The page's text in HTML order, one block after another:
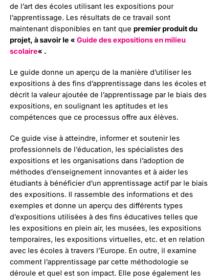
de l’art des écoles utilisant les expositions pour
l’apprentissage. Les résultats de ce travail sont
maintenant disponibles en tant que premier produit du
projet, à savoir le « Guide des expositions en milieu
scolaire« .
Le guide donne un aperçu de la manière d’utiliser les
expositions à des fins d’apprentissage dans les écoles et
décrit la valeur ajoutée de l’apprentissage par le biais des
expositions, en soulignant les aptitudes et les
compétences que ce processus offre aux élèves.
Ce guide vise à atteindre, informer et soutenir les
professionnels de l’éducation, les spécialistes des
expositions et les organisations dans l’adoption de
méthodes d’enseignement innovantes et à aider les
étudiants à bénéficier d’un apprentissage actif par le biais
des expositions. Il rassemble des informations et des
exemples et donne un aperçu des différents types
d’expositions utilisées à des fins éducatives telles que
les expositions en plein air, les musées, les expositions
temporaires, les expositions virtuelles, etc. et en relation
avec les écoles à travers l’Europe. En outre, il examine
comment l’apprentissage par cette méthodologie se
déroule et quel est son impact. Elle pose également les